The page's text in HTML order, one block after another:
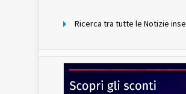
Ricerca tra tutte le Notizie